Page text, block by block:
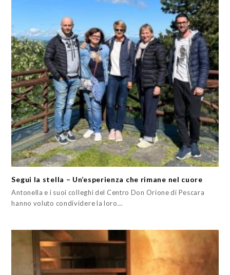
Segui la stella – Un’esperienza che rimane nel cuore
Antonella e i suoi colleghi del Centro Don Orione di Pescara
hanno voluto condividere la loro…